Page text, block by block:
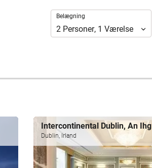
Belægning
Belægning
2 Personer, 1 Værelse
Intercontinental Dublin, An Ihg
Dublin, Irland